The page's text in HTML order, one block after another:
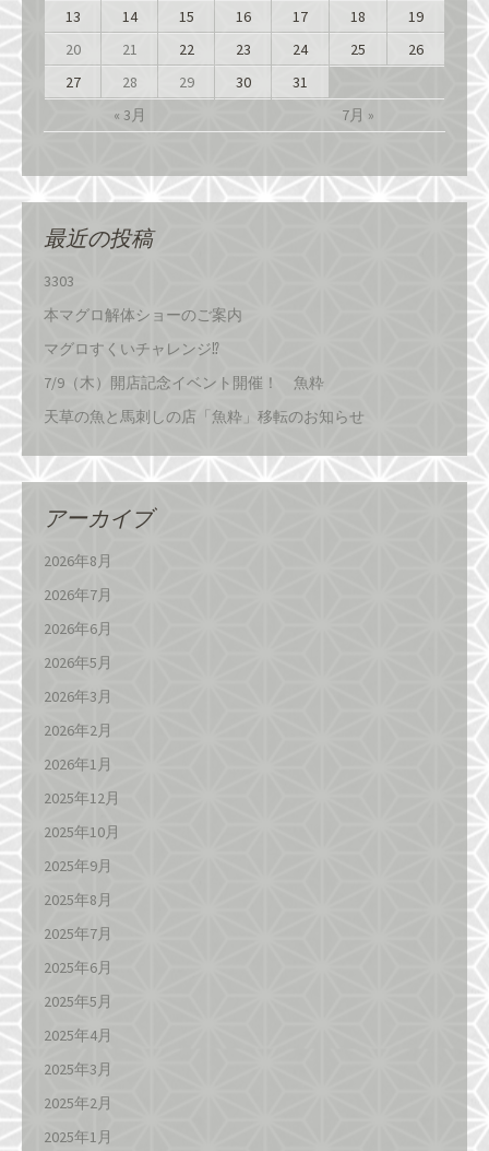
« 3月 7月 »
13
14 15 16 17 18
19
20
21 22 23 24 25
26
27
28 29 30 31
最近の投稿
3303
本マグロ解体ショーのご案内
マグロすくいチャレンジ⁉
7/9（木）開店記念イベント開催！ 魚粋
天草の魚と馬刺しの店「魚粋」移転のお知らせ
アーカイブ
2026年8月
2026年7月
2026年6月
2026年5月
2026年3月
2026年2月
2026年1月
2025年12月
2025年10月
2025年9月
2025年8月
2025年7月
2025年6月
2025年5月
2025年4月
2025年3月
2025年2月
2025年1月